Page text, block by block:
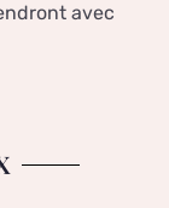
avec